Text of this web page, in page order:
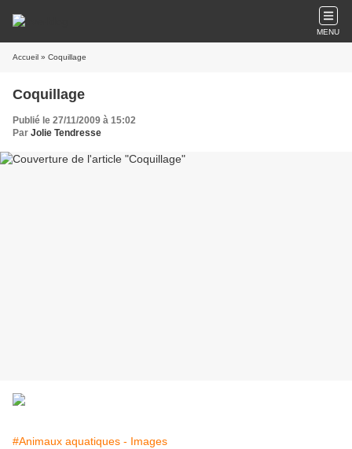
MENU
Accueil » Coquillage
Coquillage
Publié le 27/11/2009 à 15:02
Par Jolie Tendresse
#Animaux aquatiques - Images